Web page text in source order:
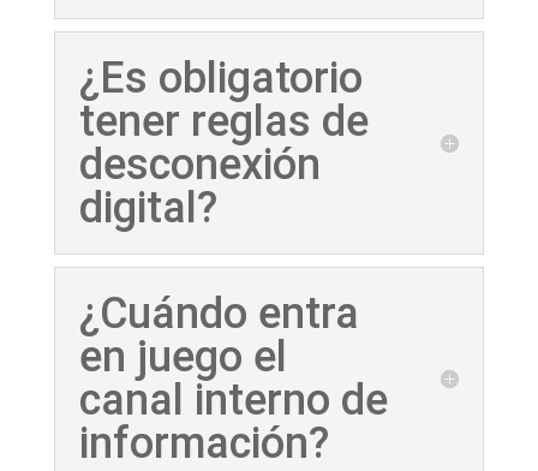
¿Es obligatorio
tener reglas de
desconexión
digital?
¿Cuándo entra
en juego el
canal interno de
información?